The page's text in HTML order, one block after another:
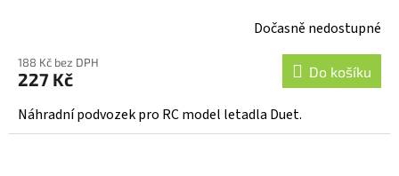
Dočasně nedostupné
188 Kč bez DPH
227 Kč Do košíku
Náhradní podvozek pro RC model letadla Duet.